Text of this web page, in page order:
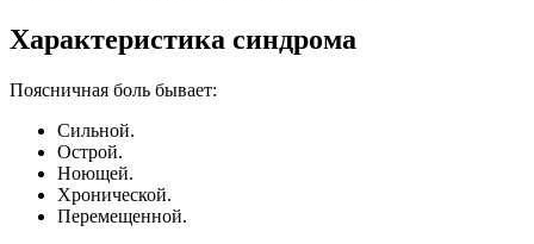
Характеристика синдрома
Поясничная боль бывает:
Сильной.
Острой.
Ноющей.
Хронической.
Перемещенной.